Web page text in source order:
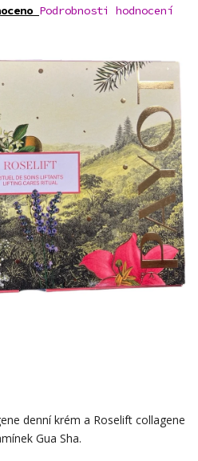
denní krém a Roselift collagene
Gua Sha.
Podrobnosti hodnocení